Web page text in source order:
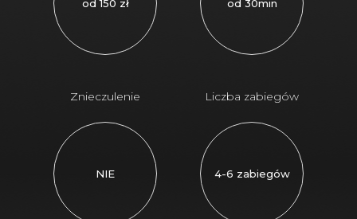
od 150 zł od 30min
Znieczulenie
NIE
Liczba zabiegów
4-6 zabiegów